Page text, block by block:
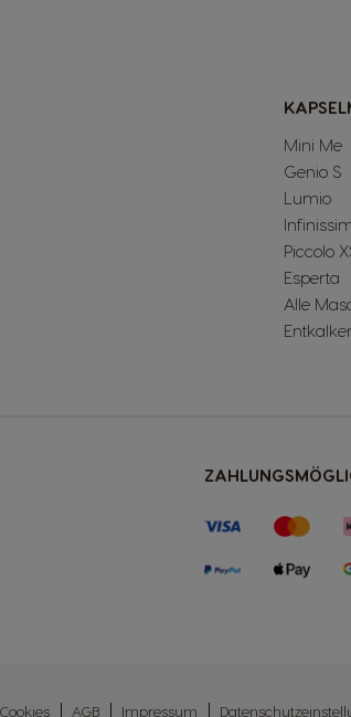
Mini Me
Genio S
Lumio
Piccolo
Esperta
Alle
Cookies AGB Impressum